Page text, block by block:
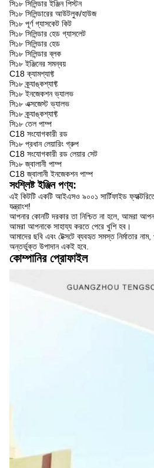
সি১৮ সিলিন্ডার ইঞ্জিন পিস্টন
সি১৮ সিলিন্ডারের আউটলুক/হাউজ
সি১৮ পূর্ণ গ্যাসকেট কিট
সি১৮ সিলিন্ডার হেড গ্যাসলেট
সি১৮ সিলিন্ডার হেড
সি১৮ সিলিন্ডার ব্লক
সি১৮ ইঞ্জিনের সমন্বয়
C18 ক্যামশ্যাফ্ট
সি১৮ ক্র্যাঙ্কশ্যাফ্ট
সি১৮ ইনজেকশন ভ্যালভ
সি১৮ এক্সজেস্ট ভ্যালভ
সি১৮ ক্র্যাঙ্কশ্যাফ্ট
সি১৮ তেল পাম্প
C18 সংযোগকারী রড
সি১৮ প্রধান লেয়ারিং গ্রুপ
C18 সংযোগকারী রড লেয়ার সেট
সি১৮ জ্বালানী পাম্প
C18 জ্বালানী ইনজেকশন পাম্প
সংশ্লিষ্ট ইঞ্জিন পণ্য:
এই কিটটি একটি আইএসও ৯০০১ সার্টিফাইড
যন্ত্রাংশ!
আপনার কোনটি দরকার তা নিশ্চিত না হলে, আমরা
আমরা আপনাকে সাহায্য করতে পেরে খুশি হব।
আমাদের ছবি এবং টেক্সটে ব্যবহৃত সমস্ত নির্মাতার
অন্তর্ভুক্ত উপাদান একই হবে.
কোম্পানির প্রোফাইল